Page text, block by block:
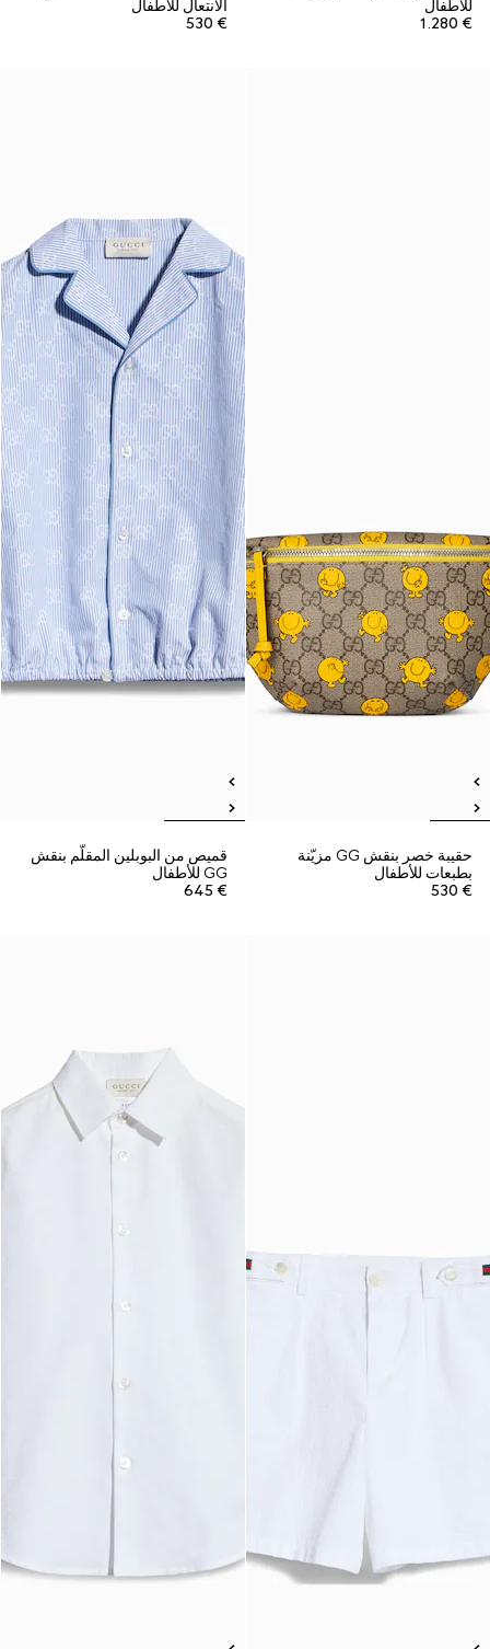
للأطفال
€ 1.280
الانتعال للأطفال
€ 530
حقيبة خصر بنقش GG مزيّنة
بطبعات للأطفال
€ 530
قميص من البوبلين المقلّم بنقش
GG للأطفال
€ 645